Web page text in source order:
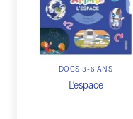
DOCS 3-6 ANS
L’espace